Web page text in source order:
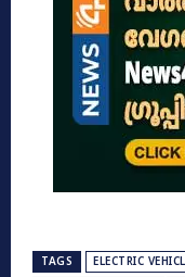
TAGS ELECTRIC